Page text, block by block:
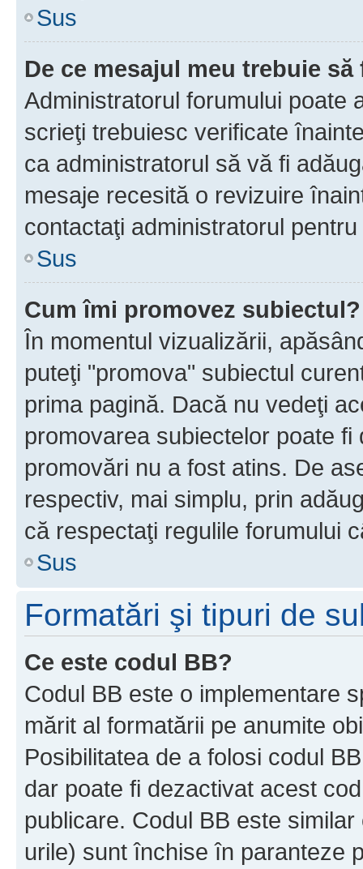
Sus
De ce mesajul meu trebuie
Administratorul forumului poate
scrieţi trebuiesc verificate
ca administratorul să vă fi
mesaje recesită o revizuire
contactaţi administratorul
Sus
Cum îmi promovez subiectul?
În momentul vizualizării,
puteţi "promova" subiectul
prima pagină. Dacă nu vedeţi
promovarea subiectelor poate
promovări nu a fost atins. De
respectiv, mai simplu, prin
că respectaţi regulile forumului
Sus
Formatări şi tipuri de
Ce este codul BB?
Codul BB este o implementare
mărit al formatării pe anumite
Posibilitatea de a folosi codul
dar poate fi dezactivat acest
publicare. Codul BB este
urile) sunt închise în paranteze